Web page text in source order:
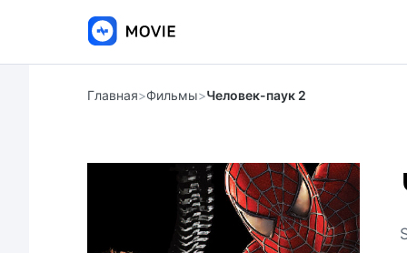
Главная>Фильмы>Человек-паук 2